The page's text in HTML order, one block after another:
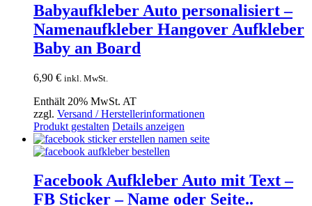
Babyaufkleber Auto personalisiert –
Namenaufkleber Hangover Aufkleber
Baby an Board
6,90 € inkl. MwSt.
Enthält 20% MwSt. AT
zzgl. Versand / Herstellerinformationen
Produkt gestalten Details anzeigen
Facebook Aufkleber Auto mit Text –
FB Sticker – Name oder Seite..